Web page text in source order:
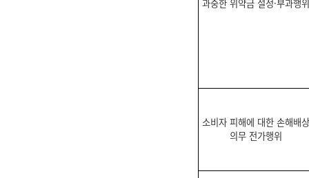
과중한 위약금 설정·부과행위
소비자 피해에 대한 손해배상
의무 전가행위